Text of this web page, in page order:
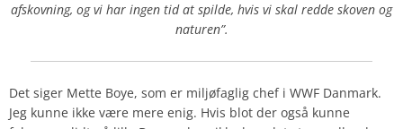
afskovning, og vi har ingen tid at spilde, hvis vi skal redde skoven og
naturen”.
Det siger Mette Boye, som er miljøfaglig chef i WWF Danmark.
Jeg kunne ikke være mere enig. Hvis blot der også kunne